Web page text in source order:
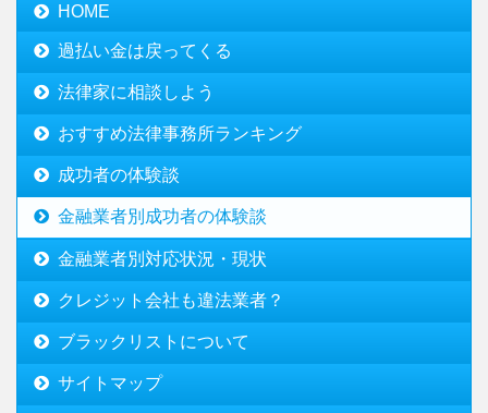
HOME
過払い金は戻ってくる
法律家に相談しよう
おすすめ法律事務所ランキング
成功者の体験談
金融業者別成功者の体験談
金融業者別対応状況・現状
クレジット会社も違法業者？
ブラックリストについて
サイトマップ